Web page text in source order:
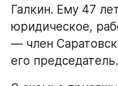
Галкин. Ему 47
юридическое,
— член
его председатель.